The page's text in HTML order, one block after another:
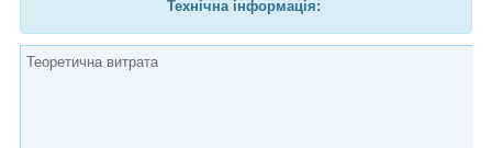
Технічна інформація:
Теоретична витрата